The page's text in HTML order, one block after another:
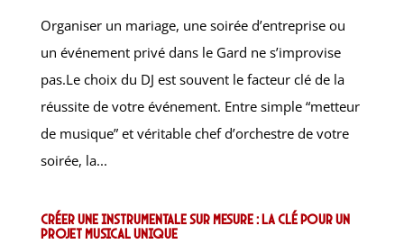
Organiser un mariage, une soirée d’entreprise ou
un événement privé dans le Gard ne s’improvise
pas.Le choix du DJ est souvent le facteur clé de la
réussite de votre événement. Entre simple “metteur
de musique” et véritable chef d’orchestre de votre
soirée, la...
Créer une instrumentale sur mesure : la clé pour un
projet musical unique